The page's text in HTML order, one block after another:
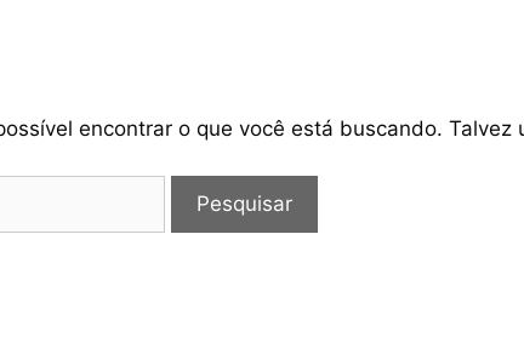
encontrar o que você está buscando. Talvez